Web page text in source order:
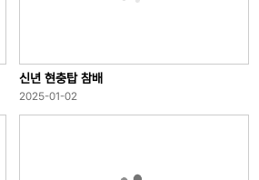
신년 현충탑 참배
2025-01-02